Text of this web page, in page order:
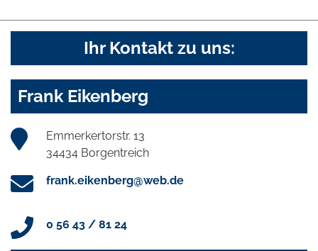
Ihr Kontakt zu uns:
Frank Eikenberg
Emmerkertorstr. 13
34434 Borgentreich
frank.eikenberg@web.de
0 56 43 / 81 24